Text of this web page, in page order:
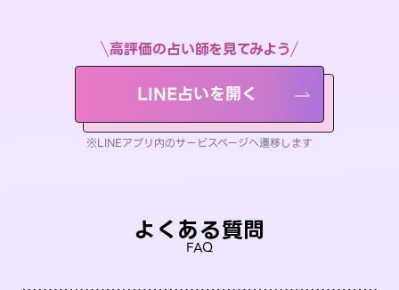
高評価の占い師を見てみよう
LINE占いを開く
※LINEアプリ内のサービスページへ遷移します
よくある質問
FAQ